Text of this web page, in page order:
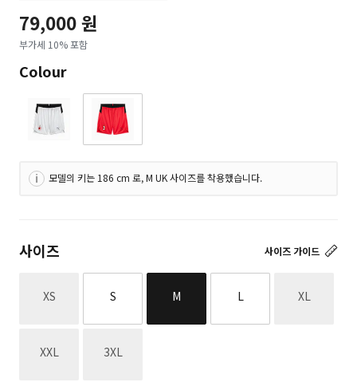
79,000 원
부가세 10% 포함
Colour
모델의 키는 186 cm 로, M UK 사이즈를 착용했습니다.
사이즈 가이드
사이즈
XS재고없음 S M L XL
XXL 3XL